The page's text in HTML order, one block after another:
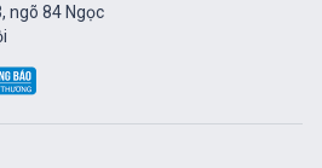
ngõ 84 Ngọc